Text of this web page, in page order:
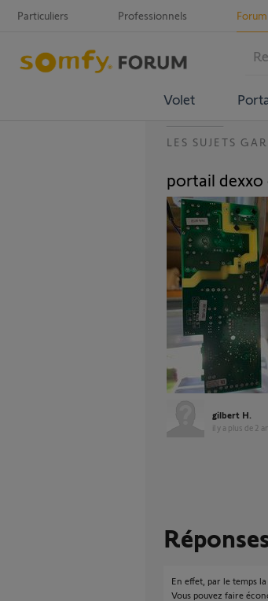
Particuliers Professionnels Forum
Volet
LES SUJETS
portail dexxo
gilbert H.
il y a plus de 2
En effet, par le temps
Vous pouvez faire